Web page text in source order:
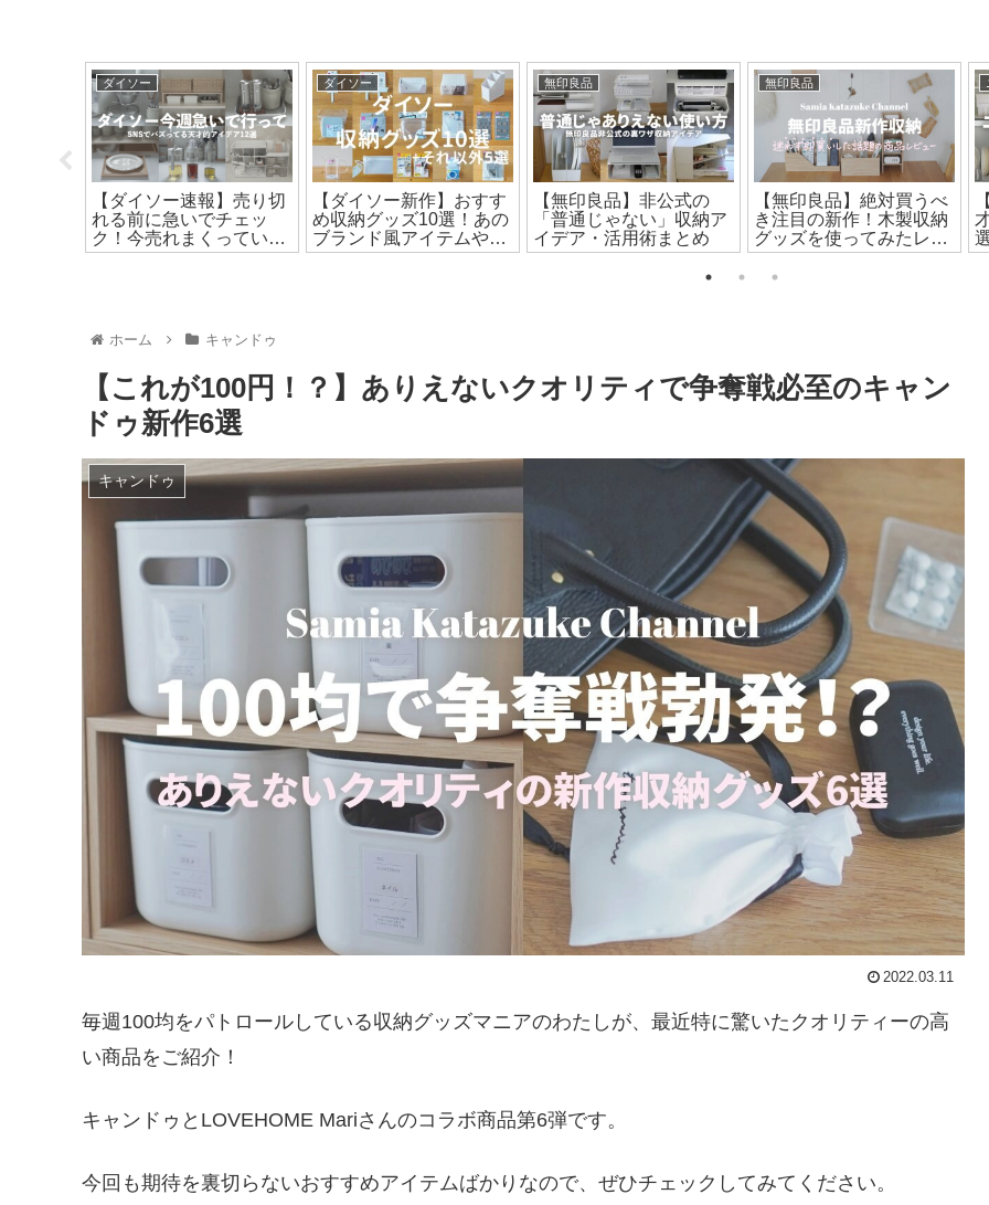
ダイソー
【ダイソー速報】売り切
れる前に急いでチェッ
ク！今売れまくっている
話題の新商品12選活用術
ダイソー
【ダイソー新作】おすす
め収納グッズ10選！あの
ブランド風アイテムや
SNSで話題の商品も
無印良品
【無印良品】非公式の
「普通じゃない」収納ア
イデア・活用術まとめ
無印良品
【無印良品】絶対買うべ
き注目の新作！木製収納
グッズを使ってみたレビ
ュー
ホーム キャンドゥ
【これが100円！？】ありえないクオリティで争奪戦必至のキャン
ドゥ新作6選
キャンドゥ
2022.03.11
毎週100均をパトロールしている収納グッズマニアのわたしが、最近特に驚いたクオリティーの高
い商品をご紹介！
キャンドゥとLOVEHOME Mariさんのコラボ商品第6弾です。
今回も期待を裏切らないおすすめアイテムばかりなので、ぜひチェックしてみてください。